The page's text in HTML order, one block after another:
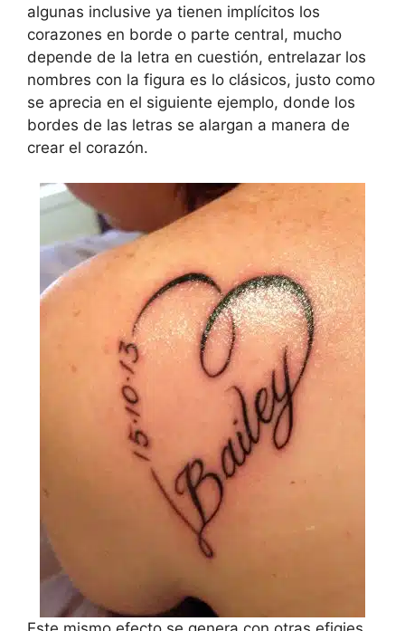
algunas inclusive ya tienen implícitos los
corazones en borde o parte central, mucho
depende de la letra en cuestión, entrelazar los
nombres con la figura es lo clásicos, justo como
se aprecia en el siguiente ejemplo, donde los
bordes de las letras se alargan a manera de
crear el corazón.